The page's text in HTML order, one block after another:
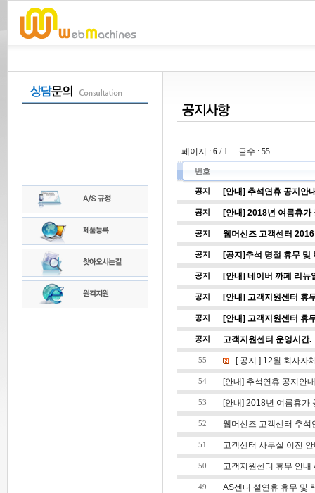
페이지 : 6 / 1 글수 : 55
번호
공지 [안내] 추석연휴 공지안
공지 [안내] 2018년 여름휴가
공지 웹머신즈 고객센터
공지 [공지]추석 명절 휴무 및
공지 [안내] 네이버 까페 리뉴
공지 [안내] 고객지원센터 휴
공지 [안내] 고객지원센터 휴
공지 고객지원센터 운영시간.
55 [ 공지 ] 12월 회사자
54 [안내] 추석연휴 공지안내
53 [안내] 2018년 여름휴가
52 웹머신즈 고객센터 추석
51 고객센터 사무실 이전
50 고객지원센터 휴무 안내
49 AS센터 설연휴 휴무 및